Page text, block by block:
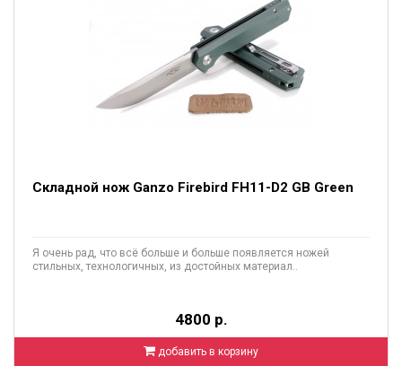
Складной нож Ganzo Firebird FH11-D2 GB Green
Я очень рад, что всё больше и больше появляется ножей
стильных, технологичных, из достойных материал..
4800 р.
добавить в корзину